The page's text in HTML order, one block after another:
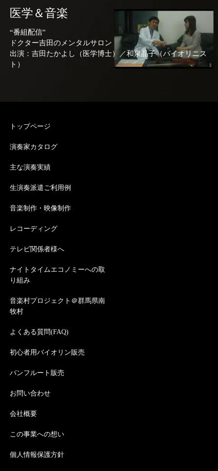
医学＆音楽
“番組配信”
ドクター吉田のメンタルサロン
出演：吉田たかよし（医学博士）／和泉晶子（バイオリニス
ト）
トップページ
演奏家カタログ
主な演奏実績
生演奏派遣ご利用例
音楽制作・映像制作
レコーディング
テレビ関係者様へ
ナイトタイムエコノミーへの取
り組み
音楽村プロジェクト＠群馬県南
牧村
よくある質問(FAQ)
初心者用バイオリン販売
パンフルート販売
お問い合わせ
会社概要
この事業への想い
個人情報保護方針